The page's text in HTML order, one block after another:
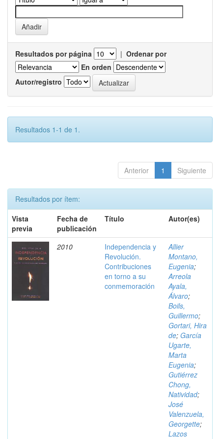
Resultados por página | Ordenar por
En orden
Autor/registro
Resultados 1-1 de 1.
Anterior 1 Siguiente
Resultados por ítem:
Vista
previa
Fecha de
publicación
Título Autor(es)
2010
Independencia y
Revolución.
Contribuciones
en torno a su
conmemoración
Allier
Montano,
Eugenia;
Arreola
Ayala,
Álvaro;
Boils,
Guillermo;
Gortari, Hira
de; García
Ugarte,
Marta
Eugenia;
Gutiérrez
Chong,
Natividad;
José
Valenzuela,
Georgette;
Lazos